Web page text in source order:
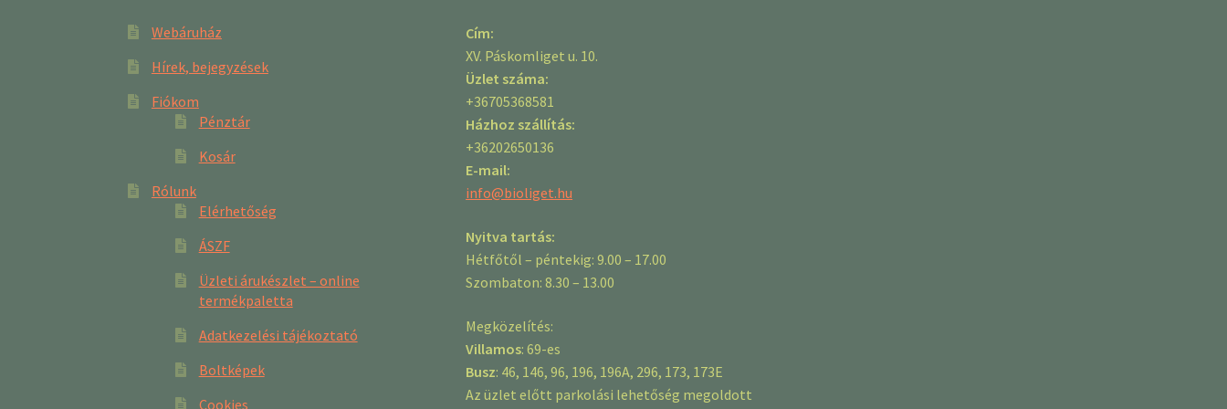
Webáruház
Hírek, bejegyzések
Fiókom
Pénztár
Kosár
Rólunk
Elérhetőség
ÁSZF
Üzleti árukészlet – online
termékpaletta
Adatkezelési tájékoztató
Boltképek
Cookies
Cím:
XV. Páskomliget u. 10.
Üzlet száma:
+36705368581
Házhoz szállítás:
+36202650136
E-mail:
info@bioliget.hu
Nyitva tartás:
Hétfőtől – péntekig: 9.00 – 17.00
Szombaton: 8.30 – 13.00
Megközelítés:
Villamos: 69-es
Busz: 46, 146, 96, 196, 196A, 296, 173, 173E
Az üzlet előtt parkolási lehetőség megoldott